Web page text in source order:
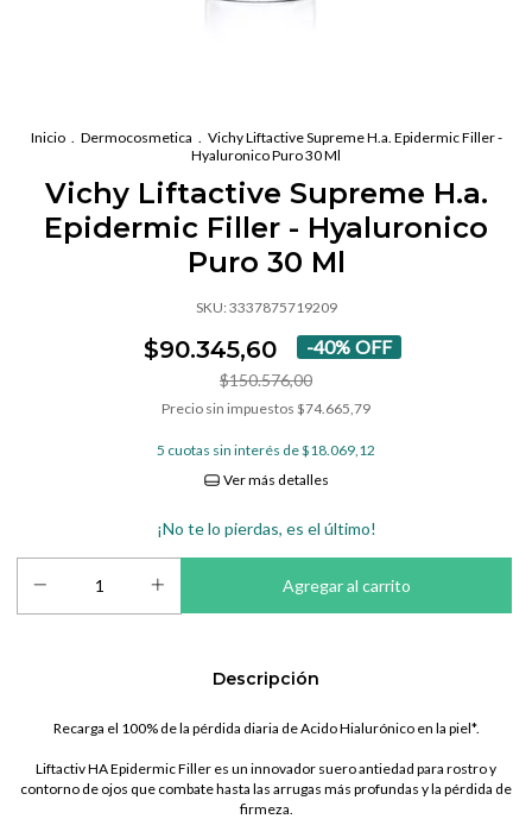
Inicio . Dermocosmetica . Vichy Liftactive Supreme H.a. Epidermic Filler -
Hyaluronico Puro 30 Ml
Vichy Liftactive Supreme H.a.
Epidermic Filler - Hyaluronico
Puro 30 Ml
SKU: 3337875719209
$90.345,60 -40% OFF
$150.576,00
Precio sin impuestos $74.665,79
5 cuotas sin interés de$18.069,12
Ver más detalles
¡No te lo pierdas, es el último!
Descripción
Recarga el 100% de la pérdida diaria de Acido Hialurónico en la piel*.
Liftactiv HA Epidermic Filler es un innovador suero antiedad para rostro y
contorno de ojos que combate hasta las arrugas más profundas y la pérdida de
firmeza.